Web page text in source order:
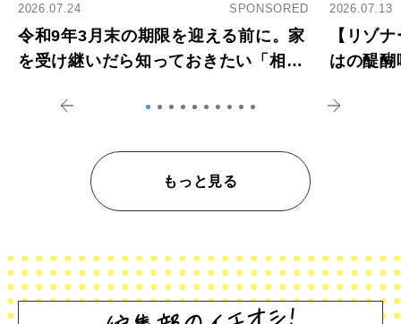
2026.07.24 SPONSORED
令和9年3月末の期限を迎える前に。家
を受け継いだら知っておきたい「相続
2026.07.13
【リゾ
はの醍
もっと見る